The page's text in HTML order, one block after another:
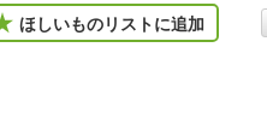
ほしいものリストに追加
この